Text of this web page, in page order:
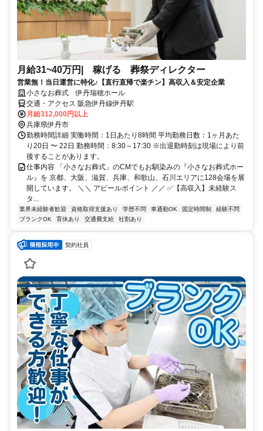
月給31~40万円| 稼げる 葬祭ディレクター
営業無！当日運営に特化♪【直行直帰で楽チン】高収入＆安定企業
小さなお葬式 伊丹瑞穂ホール
交通・アクセス 阪急伊丹線伊丹駅
月給312,000円以上
兵庫県伊丹市
勤務時間詳細 実働時間：1日あたり8時間 平均勤務日数：1ヶ月あた
り20日 〜 22日 勤務時間：8:30～17:30 ※出退勤時刻は現場により前
後することがあります。
仕事内容 「小さなお葬式」のCMでもお馴染みの『小さなお葬式ホー
ル』を 京都、大阪、滋賀、兵庫、和歌山、石川エリアに128会場を展
開しています。 ＼＼ アピールポイント ／／ ✅【高収入】未経験ス
タ...
業界未経験者歓迎 資格取得支援あり 学歴不問 車通勤OK 固定時間制
経験不問
ブランクOK
育休あり 交通費支給 社割あり
契約社員